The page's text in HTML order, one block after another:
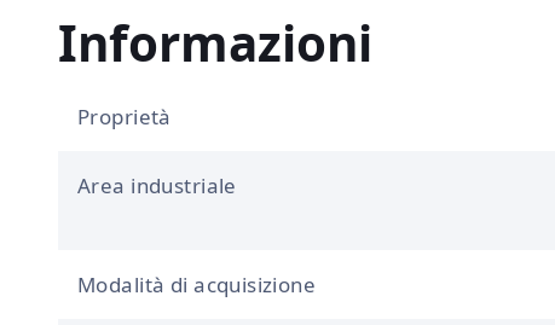
Informazioni
Proprietà
Area industriale
Modalità di acquisizione